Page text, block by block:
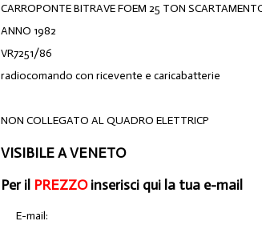
CARROPONTE BITRAVE FOEM 25 TON
ANNO 1982
VR7251/86
radiocomando con ricevente e caricabatterie
NON COLLEGATO AL QUADRO ELETTRICP
VISIBILE A VENETO
Per il PREZZOinserisci qui la tua e-mail
E-mail: